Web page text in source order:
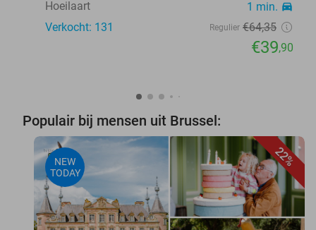
Hoeilaart 1 min. directions_car
Verkocht: 131 Regulier €64,35
€39,90
Populair bij mensen uit Brussel:
22%
NEW
TODAY